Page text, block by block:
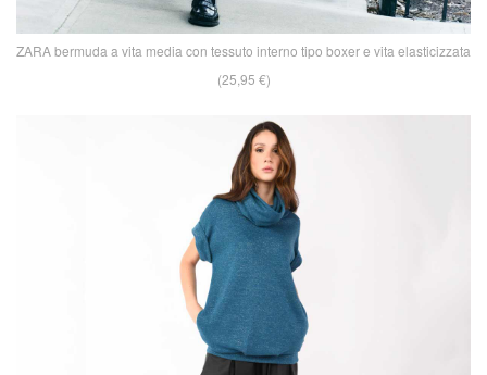
ZARA bermuda a vita media con tessuto interno tipo boxer e vita elasticizzata
(25,95 €)